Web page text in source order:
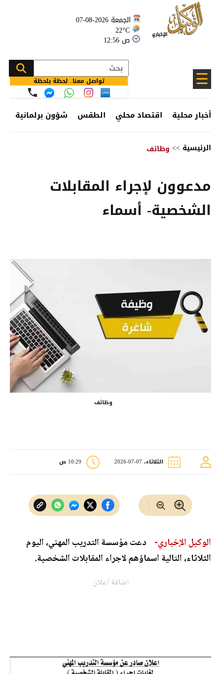
الجمعة 2026-08-07
22°C
12:56 ص
☰ تواصل معنا.. لحظة بلحظة
أخبار محلية اقتصاد محلي الطقس شؤون برلمانية
الرئيسية >> وظائف
مدعوون لإجراء المقابلات
الشخصية- أسماء
وظائف
الثلاثاء، 07-07-2026 10:29 ص
الوكيل الإخباري- دعت مؤسسة التدريب المهني، اليوم
الثلاثاء، التالية اسماؤهم لاجراء المقابلات الشخصية.
اضافة اعلان